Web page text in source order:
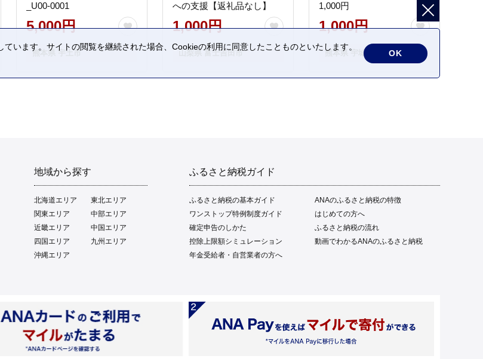
_U00-0001
5,000円
熊本県 宇土市
への支援【返礼品なし】
1,000円
山梨県 富士吉田市
1,000円
1,000円
熊本県 宇城市
地域から探す
北海道エリア
東北エリア
関東エリア
中部エリア
近畿エリア
中国エリア
四国エリア
九州エリア
沖縄エリア
ふるさと納税ガイド
ふるさと納税の基本ガイド
ANAのふるさと納税の特徴
ワンストップ特例制度ガイド
はじめての方へ
確定申告のしかた
ふるさと納税の流れ
控除上限額シミュレーション
動画でわかるANAのふるさと納税
年金受給者・自営業者の方へ
います。サイトの閲覧を継続された場合、Cookieの利用に同意したことものといたします。
OK